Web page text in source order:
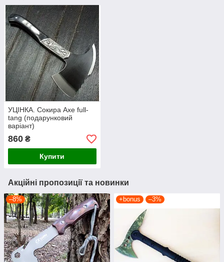
УЦІНКА. Сокира Axe full-
tang (подарунковий
варіант)
860 ₴
Купити
Акційні пропозиції та новинки
–8% +bonus –3%